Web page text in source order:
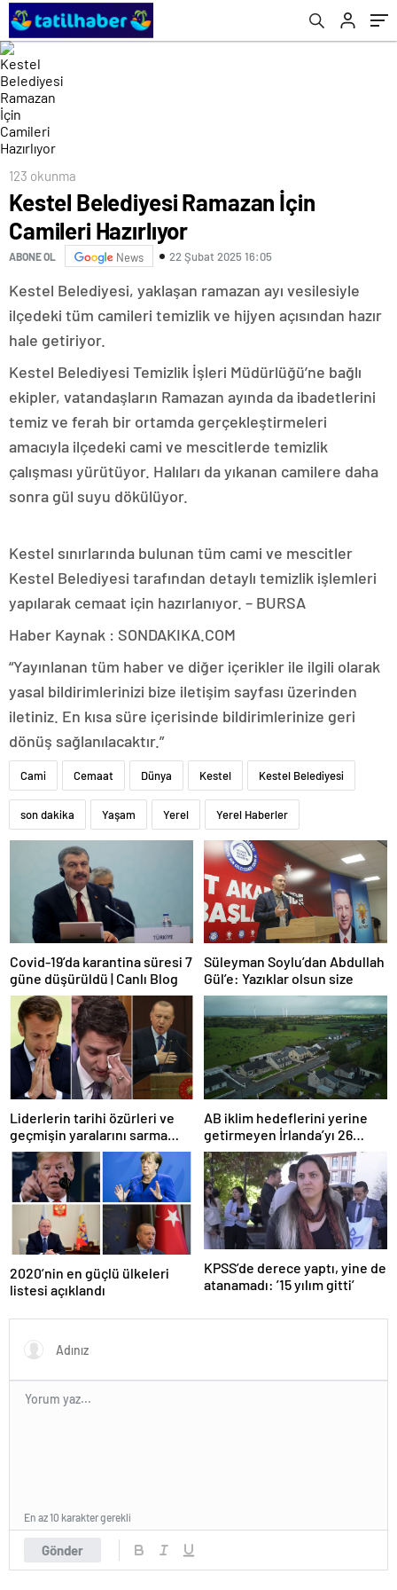
123 okunma
Kestel Belediyesi Ramazan İçin
Camileri Hazırlıyor
ABONE OL News 22 Şubat 2025 16:05
Kestel Belediyesi, yaklaşan ramazan ayı vesilesiyle
ilçedeki tüm camileri temizlik ve hijyen açısından hazır
hale getiriyor.
Kestel Belediyesi Temizlik İşleri Müdürlüğü’ne bağlı
ekipler, vatandaşların Ramazan ayında da ibadetlerini
temiz ve ferah bir ortamda gerçekleştirmeleri
amacıyla ilçedeki cami ve mescitlerde temizlik
çalışması yürütüyor. Halıları da yıkanan camilere daha
sonra gül suyu dökülüyor.
Kestel sınırlarında bulunan tüm cami ve mescitler
Kestel Belediyesi tarafından detaylı temizlik işlemleri
yapılarak cemaat için hazırlanıyor. – BURSA
Haber Kaynak : SONDAKIKA.COM
“Yayınlanan tüm haber ve diğer içerikler ile ilgili olarak
yasal bildirimlerinizi bize iletişim sayfası üzerinden
iletiniz. En kısa süre içerisinde bildirimlerinize geri
dönüş sağlanılacaktır.”
Cami Cemaat Dünya Kestel Kestel Belediyesi
son dakika Yaşam Yerel Yerel Haberler
Covid-19’da karantina süresi 7
güne düşürüldü | Canlı Blog
Süleyman Soylu’dan Abdullah
Gül’e: Yazıklar olsun size
Liderlerin tarihi özürleri ve
geçmişin yaralarını sarma
çabaları
AB iklim hedeflerini yerine
getirmeyen İrlanda’yı 26
milyar euroluk ceza bekliyor
olabilir
2020’nin en güçlü ülkeleri
listesi açıklandı
KPSS’de derece yaptı, yine de
atanamadı: ’15 yılım gitti’
Gönder
En az 10 karakter gerekli